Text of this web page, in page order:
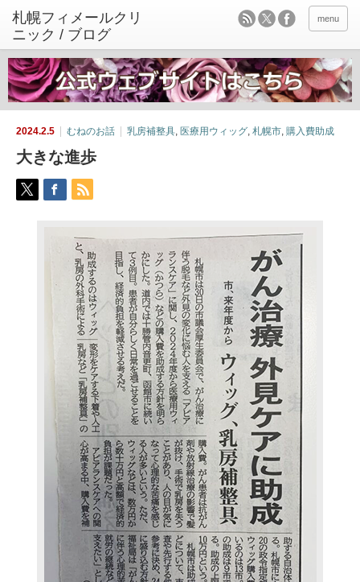
menu
2024.2.5 むねのお話 乳房補整具, 医療用ウィッグ, 札幌市, 購入費助成
大きな進歩